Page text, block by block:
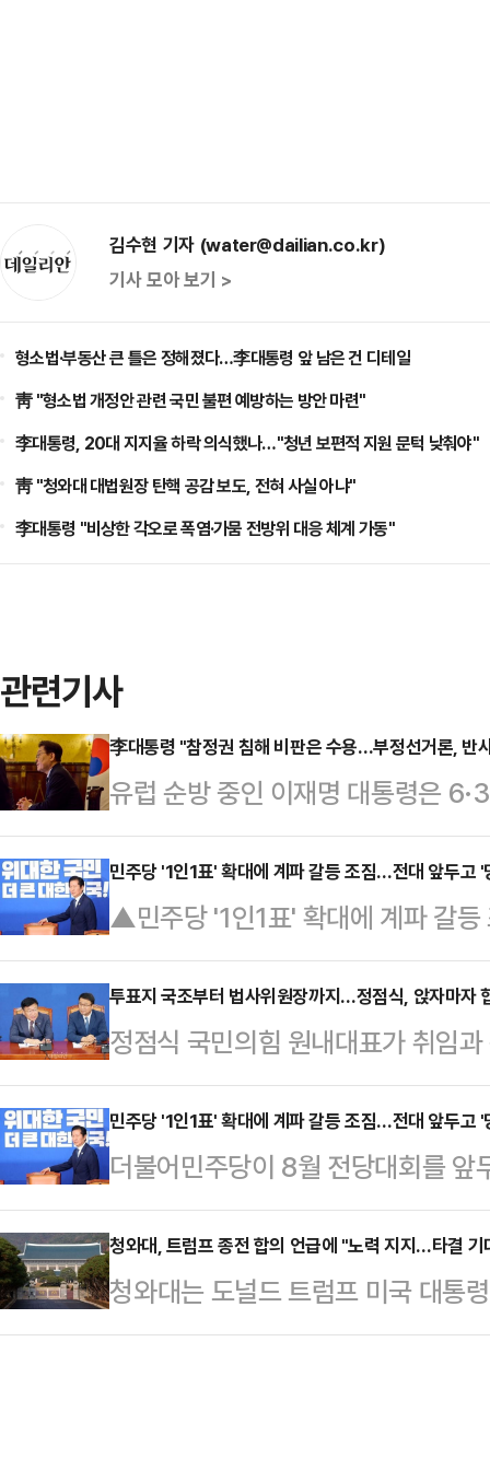
김수현 기자 (water@dailian.co.kr)
기사 모아 보기 >
형소법·부동산 큰 틀은 정해졌다…李대통령 앞 남은 건 디테일
靑 "형소법 개정안 관련 국민 불편 예방하는 방안 마련"
李대통령, 20대 지지율 하락 의식했나…"청년 보편적 지원 문턱 낮춰야"
靑 "청와대 대법원장 탄핵 공감 보도, 전혀 사실 아냐"
李대통령 "비상한 각오로 폭염·가뭄 전방위 대응 체계 가동"
관련기사
李대통령 "참정권 침해 비판은 수용…부정선거론, 반
유럽 순방 중인 이재명 대통령은
태에 대해 "선거 결과 조작 등을 운
문제의 본질을 왜곡하고 국민들의
고 비판했다.이 대통령은 14일(현
수석·보좌관회의를 주재하고 "참정
기를 다 인정하고 수용한다. 그런데
하는 세력들이 더 고개를 들고 있
이런 주장을 펴는…
민주당 '1인1표' 확대에 계파 갈등 조짐…전대 앞두
▲민주당 '1인1표' 확대에 계파 갈
어민주당이 8월 전당대회를 앞두고
고 있다. 정청래 민주당 대표가 당
제'를 시·도당위원장과 전국위원장
도부는 "당원주권 강화"라고 강조
편"이라는 우려가 나오며 공개 충
에 따르면 당 지도부는 최근 비공개
국위원장 …
투표지 국조부터 법사위원장까지…정점식, 앉자마자
정점식 국민의힘 원내대표가 취임
을 상대로 '투표용지 부족 사태 국
구성 협상' 등 난제들을 풀어내야
팽팽한 만큼, 정 원내대표가 이번
결정할 것이라는 분석이 나온다.14
는 18일 본회의를 열어 국정조사특
는 데 공감대를 형성했다. 이번 국
사태에서 …
민주당 '1인1표' 확대에 계파 갈등 조짐…전대 앞두고 '
더불어민주당이 8월 전당대회를
싸이고 있다. 정청래 민주당 대표가
표제'를 시·도당위원장과 전국위원
지도부는 "당원주권 강화"라고 강
재편"이라는 우려가 나오며 공개
청와대, 트럼프 종전 합의 언급에 "노력 지지…타결 기
청와대는 도널드 트럼프 미국 대통
예정이라고 밝힌 데 대해 환영의